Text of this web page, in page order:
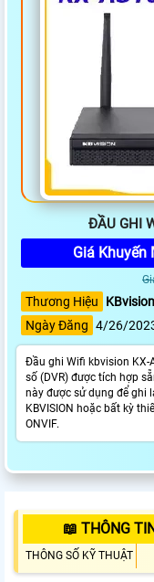
ĐẦU GHI
Giá Khuyến
Thương Hiệu
KBvision
Ngày Đăng 4/26/
Đầu ghi Wifi kbvision
số (DVR) được tích hợp
này được sử dụng để ghi
KBVISION hoặc bất kỳ
ONVIF.
📖 THÔNG
THÔNG SỐ KỸ THUẬT